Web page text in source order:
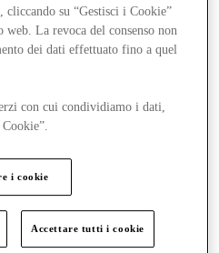
cliccando su “Gestisci i Cookie”
La revoca del consenso non
dei dati effettuato fino a quel
con cui condividiamo i dati,
i cookie
Accettare tutti i cookie